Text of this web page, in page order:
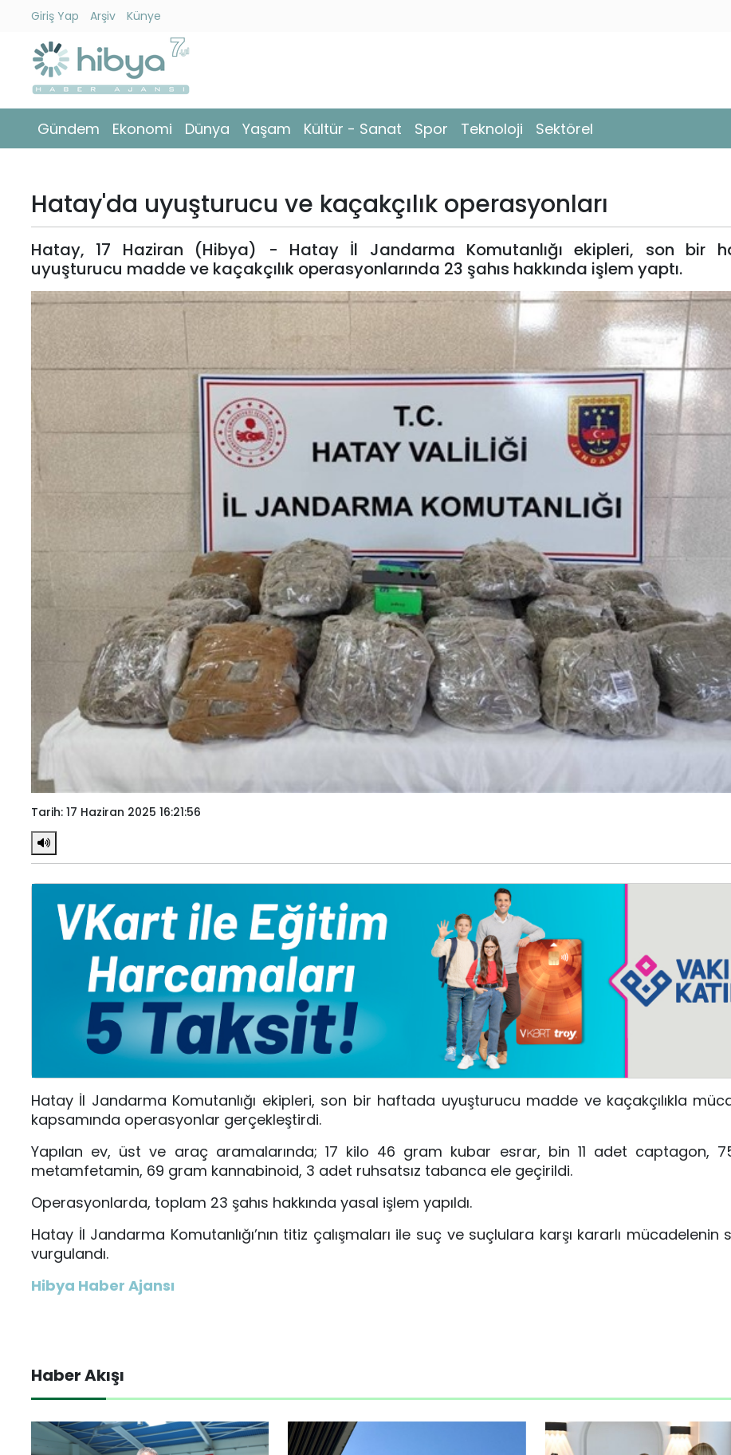
Giriş Yap Arşiv Künye
Gündem Ekonomi Dünya Yaşam Kültür - Sanat Spor Teknoloji Sektörel
Gündem
Ekonomi
Yaşam
Kültür
Sanat
Spor
Sektörel
Arşiv
Giriş
Yap
Hatay'da uyuşturucu ve kaçakçılık operasyonları
Hatay, 17 Haziran (Hibya) - Hatay İl Jandarma Komutanlığı ekipleri, son bir
uyuşturucu madde ve kaçakçılık operasyonlarında 23 şahıs hakkında işlem yaptı.
Tarih: 17 Haziran 2025 16:21:56
Hatay İl Jandarma Komutanlığı ekipleri, son bir haftada uyuşturucu madde ve kaçakçılıkla
kapsamında operasyonlar gerçekleştirdi.
Yapılan ev, üst ve araç aramalarında; 17 kilo 46 gram kubar esrar, bin 11 adet captagon,
metamfetamin, 69 gram kannabinoid, 3 adet ruhsatsız tabanca ele geçirildi.
Operasyonlarda, toplam 23 şahıs hakkında yasal işlem yapıldı.
Hatay İl Jandarma Komutanlığı’nın titiz çalışmaları ile suç ve suçlulara karşı kararlı mücadelenin
vurgulandı.
Hibya Haber Ajansı
Haber Akışı